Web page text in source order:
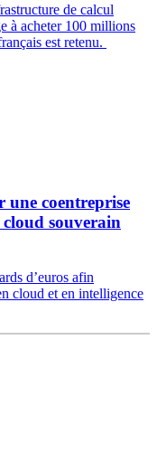
de calcul
à acheter 100 millions
est retenu.
une coentreprise
souverain
d’euros afin
cloud et en intelligence